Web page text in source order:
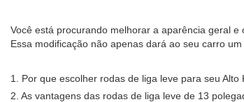
Você está procurando melhorar a aparência geral
Essa modificação não apenas dará ao seu carro
1. Por que escolher rodas de liga leve para seu Alto
2. As vantagens das rodas de liga leve de 13